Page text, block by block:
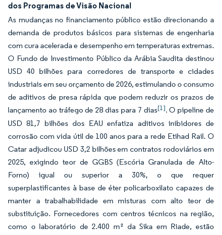
dos Programas de Visão Nacional
As mudanças no financiamento público estão direcionando a
demanda de produtos básicos para sistemas de engenharia
com cura acelerada e desempenho em temperaturas extremas.
O Fundo de Investimento Público da Arábia Saudita destinou
USD 40 bilhões para corredores de transporte e cidades
industriais em seu orçamento de 2026, estimulando o consumo
de aditivos de presa rápida que podem reduzir os prazos de
lançamento ao tráfego de 28 dias para 7 dias[1]. O pipeline de
USD 81,7 bilhões dos EAU enfatiza aditivos inibidores de
corrosão com vida útil de 100 anos para a rede Etihad Rail. O
Catar adjudicou USD 3,2 bilhões em contratos rodoviários em
2025, exigindo teor de GGBS (Escória Granulada de Alto-
Forno) igual ou superior a 30%, o que requer
superplastificantes à base de éter policarboxilato capazes de
manter a trabalhabilidade em misturas com alto teor de
substituição. Fornecedores com centros técnicos na região,
como o laboratório de 2.400 m² da Sika em Riade, estão